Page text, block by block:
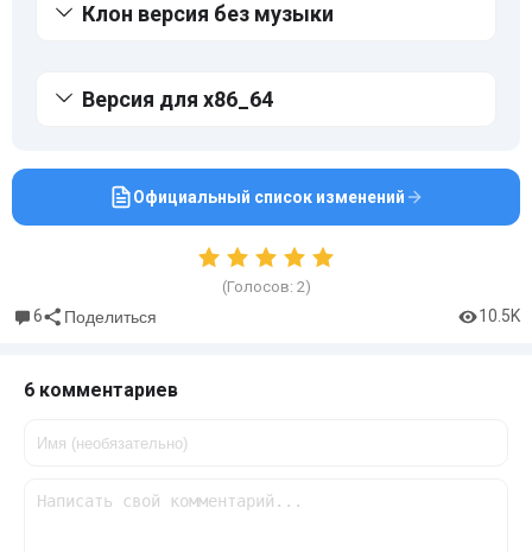
Клон версия без музыки
Версия для x86_64
Официальный список изменений
(Голосов: 2)
6 Поделиться 10.5K
6 комментариев